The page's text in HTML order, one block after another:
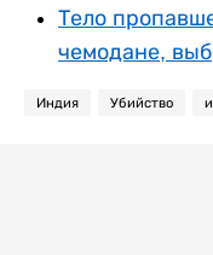
Тело
чемодане,
Индия Убийство